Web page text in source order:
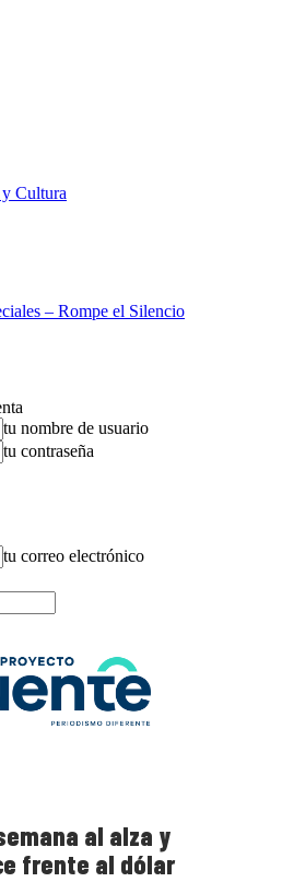
Cultura
– Rompe el Silencio
tu nombre de usuario
tu contraseña
tu correo electrónico
al alza y
frente al dólar